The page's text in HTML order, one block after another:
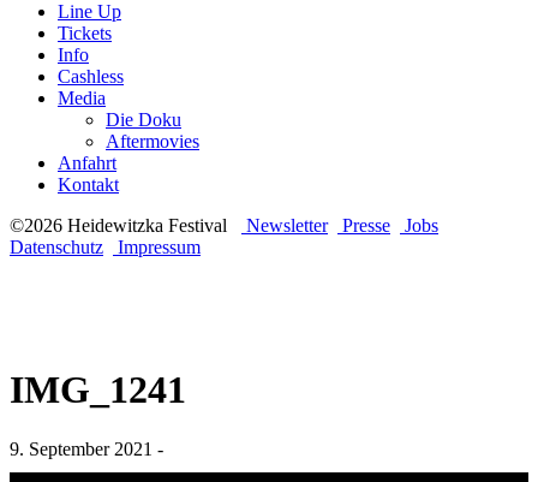
Line Up
Tickets
Info
Cashless
Media
Die Doku
Aftermovies
Anfahrt
Kontakt
©2026 Heidewitzka Festival
Newsletter Presse
Jobs
Datenschutz
Impressum
IMG_1241
9. September 2021 -